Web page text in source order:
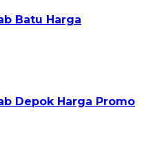
Batu Harga
Depok Harga Promo